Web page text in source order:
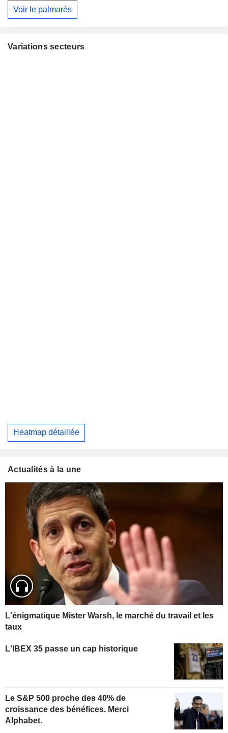
Voir le palmarès
Variations secteurs
Heatmap détaillée
Actualités à la une
L'énigmatique Mister Warsh, le marché du travail et les
taux
L'IBEX 35 passe un cap historique
Le S&P 500 proche des 40% de
croissance des bénéfices. Merci
Alphabet.